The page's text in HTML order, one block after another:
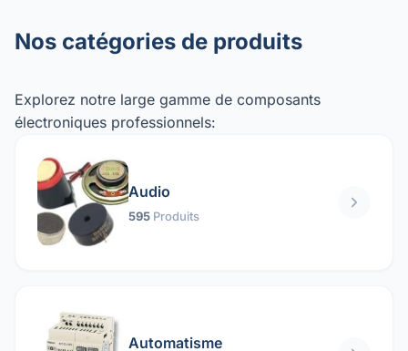
Nos catégories de produits
Explorez notre large gamme de composants
électroniques professionnels:
Audio
595 Produits
Automatisme